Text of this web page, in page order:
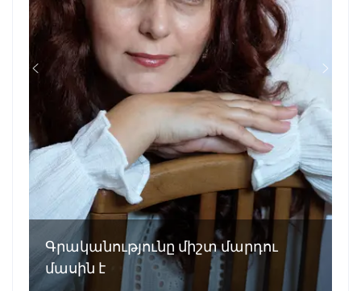
Գրականությունը միշտ մարդու
մասին է